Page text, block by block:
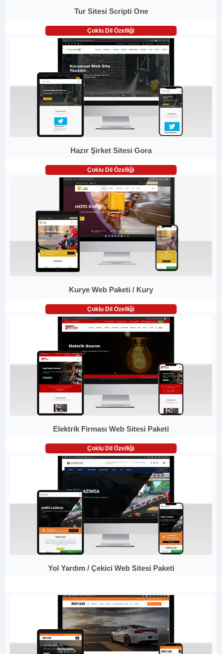
Tur Sitesi Scripti One
Çoklu Dil Özelliği
Hazır Şirket Sitesi Gora
Çoklu Dil Özelliği
Kurye Web Paketi / Kury
Çoklu Dil Özelliği
Elektrik Firması Web Sitesi Paketi
Çoklu Dil Özelliği
Yol Yardım / Çekici Web Sitesi Paketi